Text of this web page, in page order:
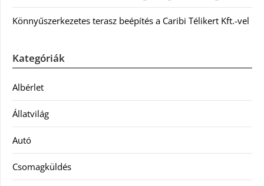
Könnyűszerkezetes terasz beépítés a Caribi Télikert Kft.-vel
Kategóriák
Albérlet
Állatvilág
Autó
Csomagküldés